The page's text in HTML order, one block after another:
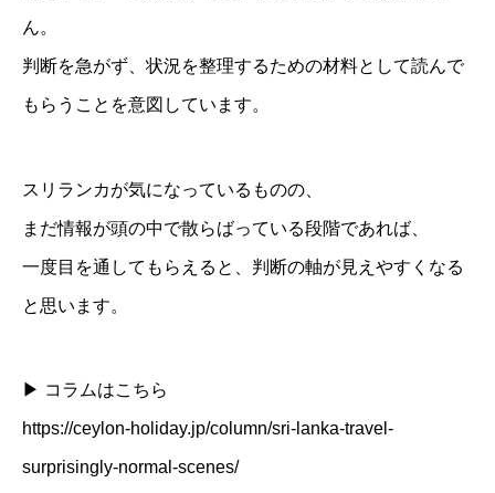
ん。
判断を急がず、状況を整理するための材料として読んで
もらうことを意図しています。
スリランカが気になっているものの、
まだ情報が頭の中で散らばっている段階であれば、
一度目を通してもらえると、判断の軸が見えやすくなる
と思います。
▶ コラムはこちら
https://ceylon-holiday.jp/column/sri-lanka-travel-
surprisingly-normal-scenes/